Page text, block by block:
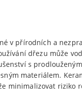
v přírodních a
dřezu může
s
materiálem.
minimalizovat riziko